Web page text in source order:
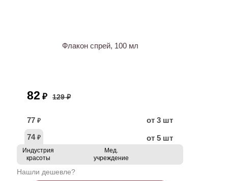
Флакон спрей, 100 мл
82 ₽ 129 ₽
77 ₽
от 3 шт
74 ₽ от 5 шт
Индустрия
красоты
Мед.
учреждение
Нашли дешевле?